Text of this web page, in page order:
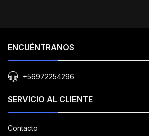
ENCUÉNTRANOS
+56972254296
SERVICIO AL CLIENTE
Contacto